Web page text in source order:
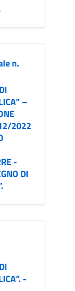
n.
–
2022
-
DI
-